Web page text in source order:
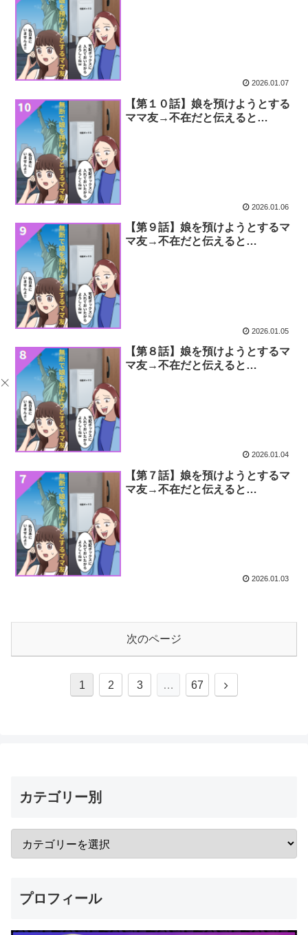
2026.01.07
【第１０話】娘を預けようとする
ママ友→不在だと伝えると…
2026.01.06
【第９話】娘を預けようとするマ
マ友→不在だと伝えると…
2026.01.05
【第８話】娘を預けようとするマ
マ友→不在だと伝えると…
2026.01.04
【第７話】娘を預けようとするマ
マ友→不在だと伝えると…
2026.01.03
次のページ
1 2 3 … 67
次
カテゴリー別
プロフィール